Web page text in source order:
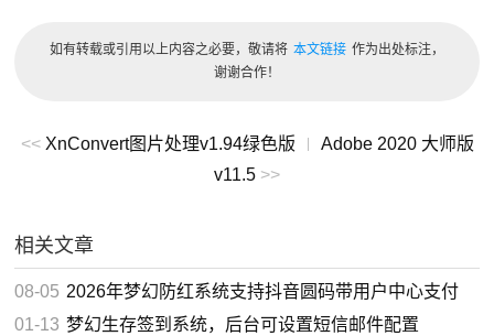
如有转载或引用以上内容之必要，敬请将 本文链接 作为出处标注，
谢谢合作！
<< XnConvert图片处理v1.94绿色版
Adobe 2020 大师版
v11.5 >>
相关文章
08-05 2026年梦幻防红系统支持抖音圆码带用户中心支付
01-13 梦幻生存签到系统，后台可设置短信邮件配置